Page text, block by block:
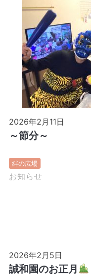
2026年2月11日
～節分～
絆の広場
お知らせ
2026年2月5日
誠和園のお正月